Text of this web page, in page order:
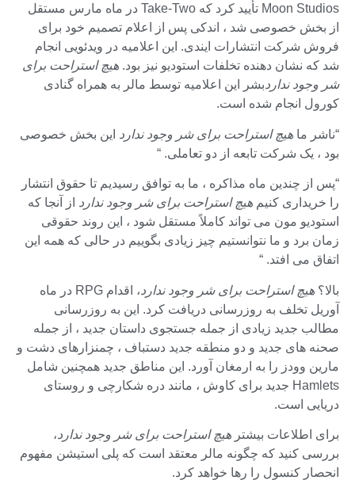
Moon Studios تأیید کرد که Take-Two در ماه مارس مستقل
از بخش خصوصی شد ، اندکی پس از اعلام تصمیم خود برای
فروش شرکت انتشارات ایندی. این اعلامیه در ویدئویی انجام
شد که نشان دهنده تخلفات استودیو نیز بود. هیچ استراحت برای
شر وجود نداردبشر این اعلامیه توسط مالر به همراه گنادی
کورول انجام شده است.
“ناشر ما هیچ استراحت برای شر وجود ندارد این بخش خصوصی
بود ، یک شرکت تابعه از دو تعاملی. “
“پس از چندین ماه مذاکره ، ما به توافق رسیدیم تا حقوق انتشار
را خریداری کنیم هیچ استراحت برای شر وجود ندارد از آنجا که
استودیو مون می تواند کاملاً مستقل شود ، این روند حقوقی
زمان برد و ما نتوانستیم چیز زیادی بگوییم در حالی که همه این
اتفاق می افتد. “
بالا؟ هیچ استراحت برای شر وجود ندارد
، اقدام RPG در ماه
آوریل تخلف به روزرسانی دریافت کرد. این به روزرسانی
مطالب جدید زیادی از جمله جستجوی داستان جدید ، از جمله
صحنه های جدید و دو منطقه جدید دستباف ، چمنزارهای دشت و
مارین وودز را به ارمغان آورد. این مناطق جدید همچنین شامل
Hamlets جدید برای کاوش ، مانند دره شکارچی و روستای
دریایی است.
برای اطلاعات بیشتر هیچ استراحت برای شر وجود ندارد،
بررسی کنید که چگونه مالر معتقد است که پلی استیشن مفهوم
انحصار کنسول را رها خواهد کرد.